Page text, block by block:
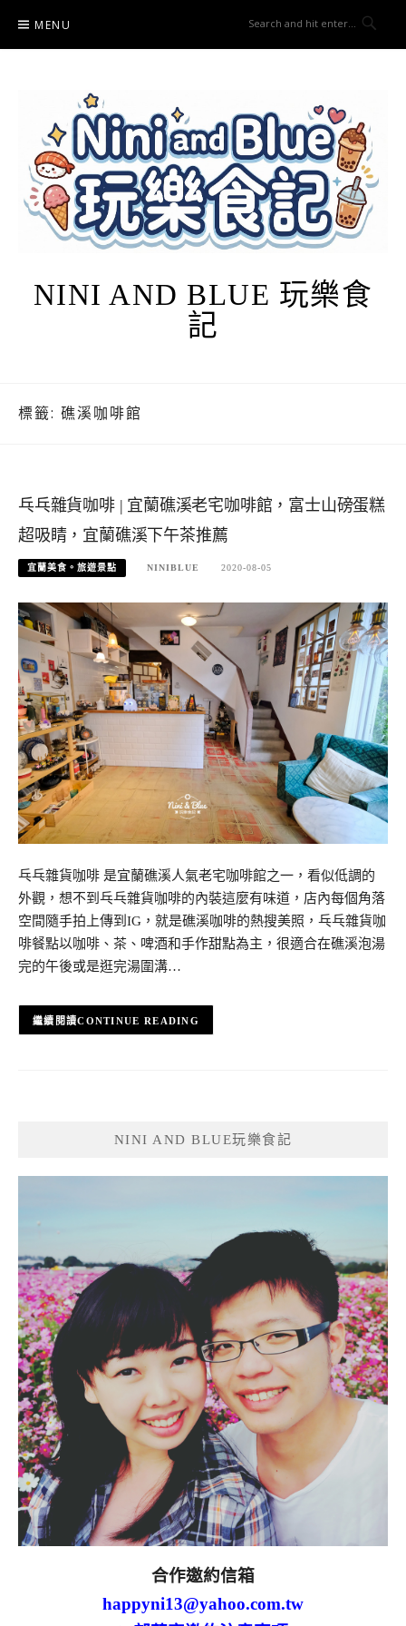
content
MENU
NINI AND BLUE 玩樂食
記
標籤: 礁溪咖啡館
乓乓雜貨咖啡 | 宜蘭礁溪老宅咖啡館，富士山磅蛋糕
超吸睛，宜蘭礁溪下午茶推薦
宜蘭美食。旅遊景點 NINIBLUE 2020-08-05
乓乓雜貨咖啡 是宜蘭礁溪人氣老宅咖啡館之一，看似低調的
外觀，想不到乓乓雜貨咖啡的內裝這麼有味道，店內每個角落
空間隨手拍上傳到IG，就是礁溪咖啡的熱搜美照，乓乓雜貨咖
啡餐點以咖啡、茶、啤酒和手作甜點為主，很適合在礁溪泡湯
完的午後或是逛完湯圍溝…
CONTINUE READING
NINI AND BLUE玩樂食記
合作邀約信箱
happyni13@yahoo.com.tw